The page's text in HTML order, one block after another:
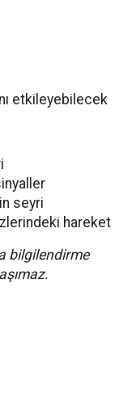
etkileyebilecek
seyri
hareket
bilgilendirme